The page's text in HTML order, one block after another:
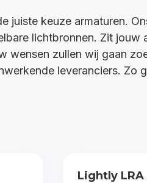
juiste keuze armaturen.
lichtbronnen. Zit jouw
wensen zullen wij gaan
leveranciers. Zo
Lightly